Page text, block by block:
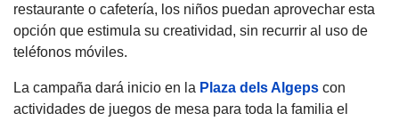
restaurante o cafetería, los niños puedan aprovechar esta
opción que estimula su creatividad, sin recurrir al uso de
teléfonos móviles.
La campaña dará inicio en la Plaza dels Algeps con
actividades de juegos de mesa para toda la familia el